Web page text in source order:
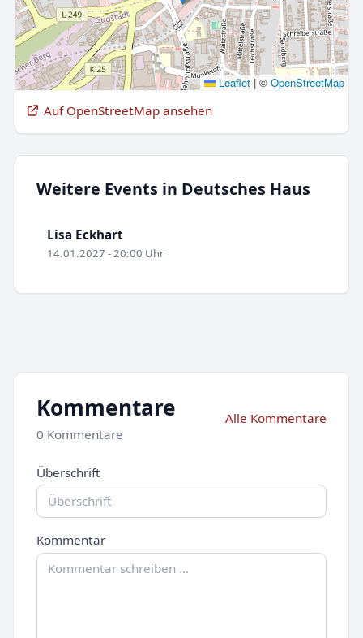
Leaflet |© OpenStreetMap
Auf OpenStreetMap ansehen
Weitere Events in Deutsches Haus
Lisa Eckhart
14.01.2027 - 20:00 Uhr
Kommentare
0 Kommentare
Alle Kommentare
Überschrift
Kommentar